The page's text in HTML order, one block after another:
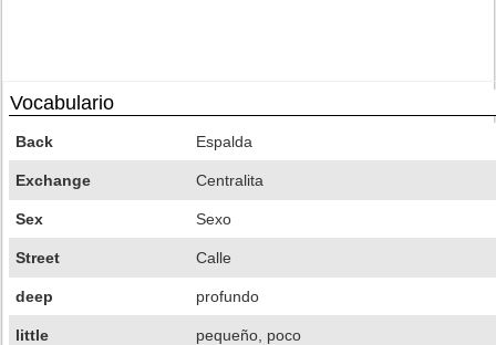
Vocabulario
Back Espalda
Exchange Centralita
Sex Sexo
Street Calle
deep profundo
little pequeño, poco